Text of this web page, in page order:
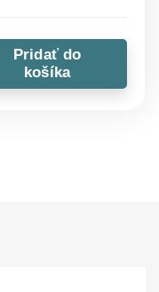
Pridať do
košíka